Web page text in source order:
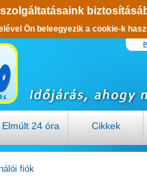
Ön beleegyezik a cookie-k
Elmúlt 24 óra Cikkek
fiók